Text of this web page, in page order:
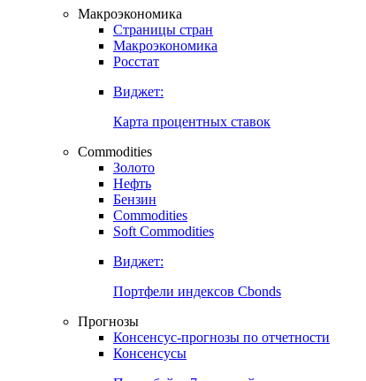
Макроэкономика
Страницы стран
Макроэкономика
Росстат
Виджет:
Карта процентных ставок
Commodities
Золото
Нефть
Бензин
Commodities
Soft Commodities
Виджет:
Портфели индексов Cbonds
Прогнозы
Консенсус-прогнозы по отчетности
Консенсусы